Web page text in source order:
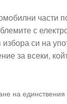
части
с
си на
за всеки,
на единствения